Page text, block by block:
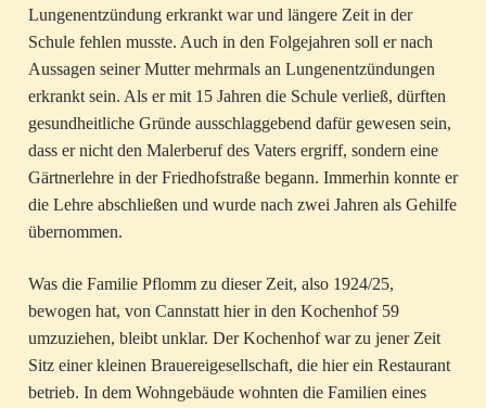
Lungenentzündung erkrankt war und längere Zeit in der
Schule fehlen musste. Auch in den Folgejahren soll er nach
Aussagen seiner Mutter mehrmals an Lungenentzündungen
erkrankt sein. Als er mit 15 Jahren die Schule verließ, dürften
gesundheitliche Gründe ausschlaggebend dafür gewesen sein,
dass er nicht den Malerberuf des Vaters ergriff, sondern eine
Gärtnerlehre in der Friedhofstraße begann. Immerhin konnte er
die Lehre abschließen und wurde nach zwei Jahren als Gehilfe
übernommen.
Was die Familie Pflomm zu dieser Zeit, also 1924/25,
bewogen hat, von Cannstatt hier in den Kochenhof 59
umzuziehen, bleibt unklar. Der Kochenhof war zu jener Zeit
Sitz einer kleinen Brauereigesellschaft, die hier ein Restaurant
betrieb. In dem Wohngebäude wohnten die Familien eines